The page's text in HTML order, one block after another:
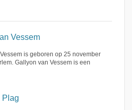
Vessem
is geboren op 25 november
Gallyon van Vessem is een
Plag